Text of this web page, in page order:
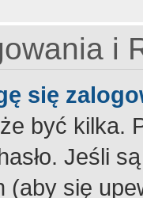
i
się
być kilka.
Jeśli
(aby się